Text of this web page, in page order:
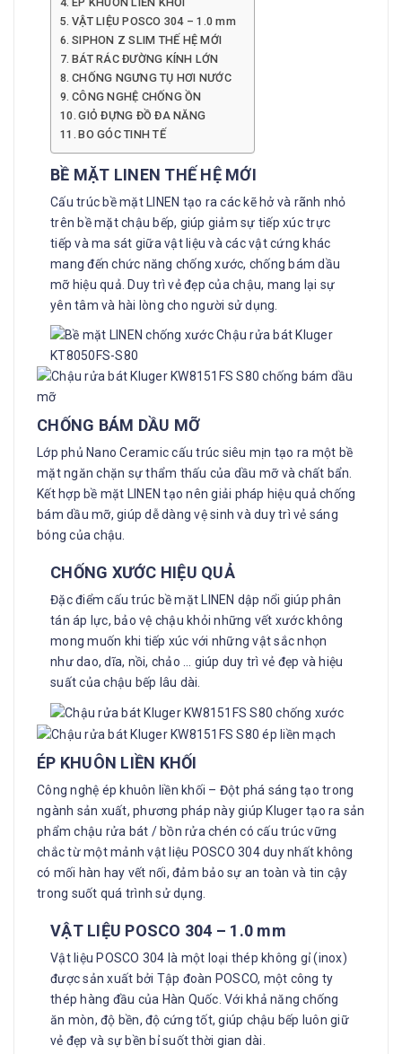
VẬT LIỆU POSCO 304 – 1.0 mm
SIPHON Z SLIM THẾ HỆ MỚI
BÁT RÁC ĐƯỜNG KÍNH LỚN
CHỐNG NGƯNG TỤ HƠI NƯỚC
CÔNG NGHỆ CHỐNG ỒN
GIỎ ĐỰNG ĐỒ ĐA NĂNG
BO GÓC TINH TẾ
BỀ MẶT LINEN THẾ HỆ MỚI
Cấu trúc bề mặt LINEN tạo ra các kẽ hở và rãnh nhỏ
trên bề mặt chậu bếp, giúp giảm sự tiếp xúc trực
tiếp và ma sát giữa vật liệu và các vật cứng khác
mang đến chức năng chống xước, chống bám dầu
mỡ hiệu quả. Duy trì vẻ đẹp của chậu, mang lại sự
yên tâm và hài lòng cho người sử dụng.
CHỐNG BÁM DẦU MỠ
Lớp phủ Nano Ceramic cấu trúc siêu mịn tạo ra một bề
mặt ngăn chặn sự thẩm thấu của dầu mỡ và chất bẩn.
Kết hợp bề mặt LINEN tạo nên giải pháp hiệu quả chống
bám dầu mỡ, giúp dễ dàng vệ sinh và duy trì vẻ sáng
bóng của chậu.
CHỐNG XƯỚC HIỆU QUẢ
Đặc điểm cấu trúc bề mặt LINEN dập nổi giúp phân
tán áp lực, bảo vệ chậu khỏi những vết xước không
mong muốn khi tiếp xúc với những vật sắc nhọn
như dao, dĩa, nồi, chảo … giúp duy trì vẻ đẹp và hiệu
suất của chậu bếp lâu dài.
ÉP KHUÔN LIỀN KHỐI
Công nghệ ép khuôn liền khối – Đột phá sáng tạo trong
ngành sản xuất, phương pháp này giúp Kluger tạo ra sản
phẩm chậu rửa bát / bồn rửa chén có cấu trúc vững
chắc từ một mảnh vật liệu POSCO 304 duy nhất không
có mối hàn hay vết nối, đảm bảo sự an toàn và tin cậy
trong suốt quá trình sử dụng.
VẬT LIỆU POSCO 304 – 1.0 mm
Vật liệu POSCO 304 là một loại thép không gỉ (inox)
được sản xuất bởi Tập đoàn POSCO, một công ty
thép hàng đầu của Hàn Quốc. Với khả năng chống
ăn mòn, độ bền, độ cứng tốt, giúp chậu bếp luôn giữ
vẻ đẹp và sự bền bỉ suốt thời gian dài.